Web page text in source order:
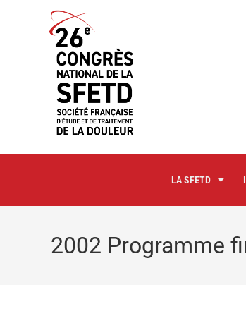
LA SFETD
2002 Programme